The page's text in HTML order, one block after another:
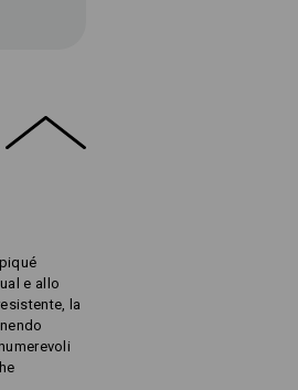
e allo
la